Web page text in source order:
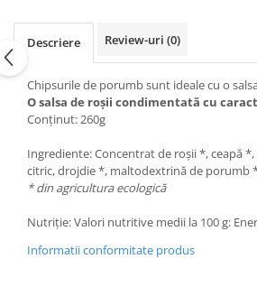
Descriere Review-uri (0)
Chipsurile de porumb sunt ideale cu o
O salsa de roșii condimentată cu
Conținut: 260g
Ingrediente: Concentrat de roșii *, ceapă
citric, drojdie *, maltodextrină de porumb
* din agricultura ecologică
Nutriție: Valori nutritive medii la 100 g:
Informatii conformitate produs